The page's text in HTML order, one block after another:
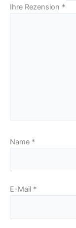
Ihre Rezension *
Name *
E-Mail *